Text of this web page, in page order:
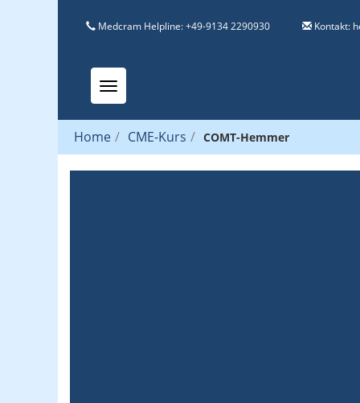
Medcram Helpline: +49-9134 2290930 Kontakt:
Toggle navigation
Home / CME-Kurs / COMT-Hemmer